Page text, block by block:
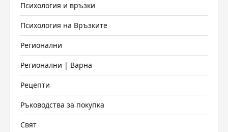
Психология и връзки
Психология на Връзките
Регионални
Регионални | Варна
Рецепти
Ръководства за покупка
Свят